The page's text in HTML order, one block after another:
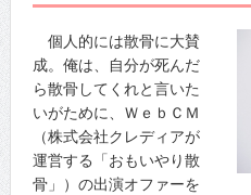
個人的には散骨に大賛
成。俺は、自分が死んだ
ら散骨してくれと言いた
いがために、ＷｅｂＣＭ
（株式会社クレディアが
運営する「おもいやり散
骨」）の出演オファーを